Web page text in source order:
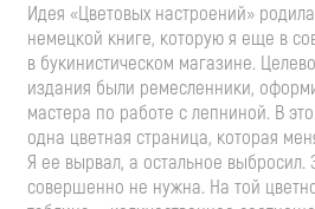
Идея «Цветовых настроений»
немецкой книге, которую я еще в
в букинистическом магазине.
издания были ремесленники,
мастера по работе с лепниной. В
одна цветная страница, которая
Я ее вырвал, а остальное выбросил.
совершенно не нужна. На той